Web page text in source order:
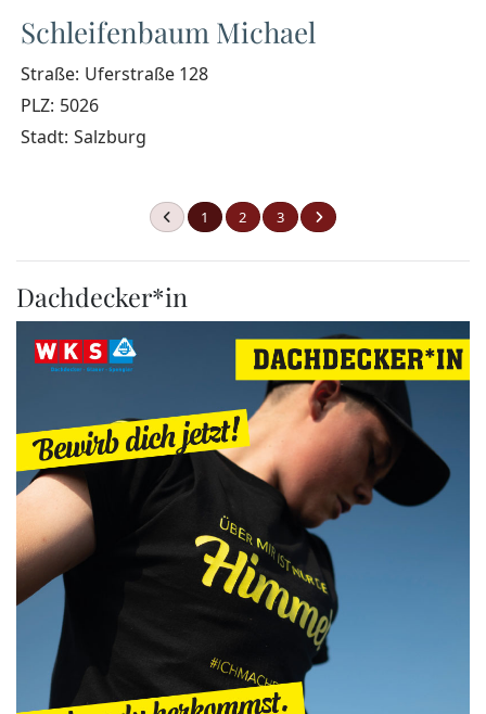
Schleifenbaum Michael
Straße: Uferstraße 128
PLZ: 5026
Stadt: Salzburg
1 2 3
Dachdecker*in